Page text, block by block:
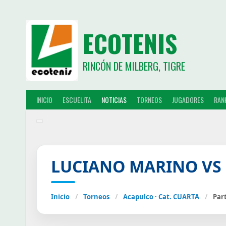
ECOTENIS
RINCÓN DE MILBERG, TIGRE
INICIO ESCUELITA NOTICIAS TORNEOS JUGADORES
LUCIANO MARINO VS
Inicio / Torneos / Acapulco · Cat. CUARTA /